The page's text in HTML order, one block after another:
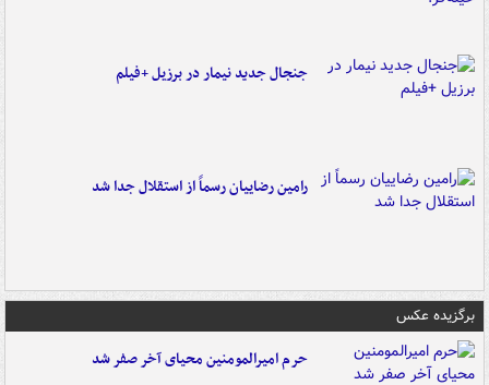
جنجال جدید نیمار در برزیل +فیلم
رامین رضاییان رسماً از استقلال جدا شد
برگزیده عکس
حرم امیرالمومنین محیای آخر صفر شد